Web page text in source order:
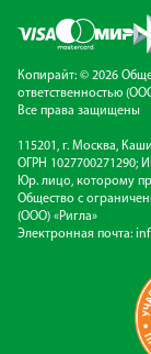
Копирайт: © 2026
ответственностью
Все права защищены
115201, г. Москва,
ОГРН 1027700271290;
Юр. лицо, которому
Общество с
(ООО) «Ригла»
Электронная почта: